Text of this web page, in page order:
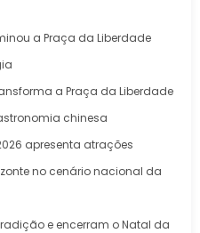
a Praça da Liberdade
a Praça da Liberdade
chinesa
apresenta atrações
no cenário nacional da
e encerram o Natal da